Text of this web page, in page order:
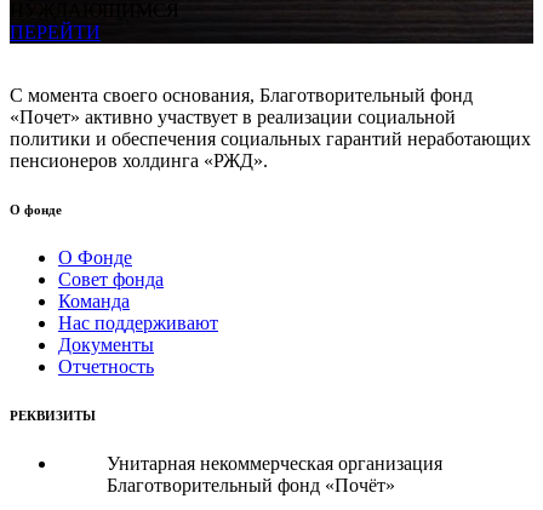
ПЕРЕЙТИ
С момента своего основания, Благотворительный фонд
«Почет» активно участвует в реализации социальной
политики и обеспечения социальных гарантий неработающих
пенсионеров холдинга «РЖД».
О фонде
О Фонде
Совет фонда
Команда
Нас поддерживают
Документы
Отчетность
РЕКВИЗИТЫ
Унитарная некоммерческая организация
Благотворительный фонд «Почёт»